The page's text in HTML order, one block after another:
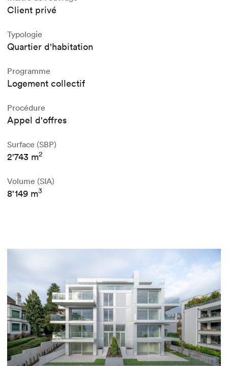
Client privé
Typologie
Quartier d'habitation
Programme
Logement collectif
Procédure
Appel d'offres
Surface (SBP)
2'743 m2
Volume (SIA)
8'149 m3